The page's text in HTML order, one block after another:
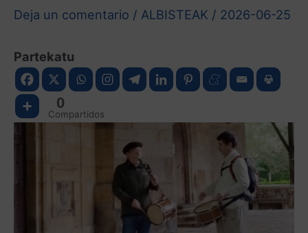
Deja un comentario / ALBISTEAK / 2026-06-25
Partekatu
0
Compartidos